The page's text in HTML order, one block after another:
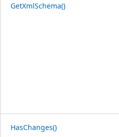
GetXmlSchema()
HasChanges()